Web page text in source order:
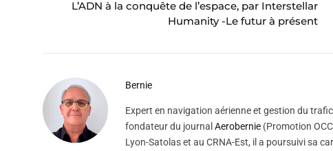
L’ADN à la conquête de l’espace, par Interstellar
Humanity -Le futur à présent
Bernie
Expert en navigation aérienne et gestion du
fondateur du journal Aerobernie (Promotion
Lyon-Satolas et au CRNA-Est, il a poursuivi sa